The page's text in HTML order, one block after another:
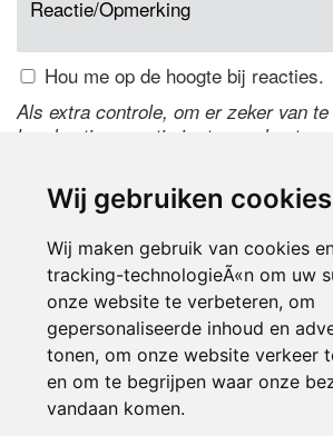
Wij gebruiken cookies
Wij maken gebruik van cookies
tracking-technologieÃ«n om uw
onze website te verbeteren, om
gepersonaliseerde inhoud en
tonen, om onze website verkeer
en om te begrijpen waar onze
vandaan komen.
Hou me op de hoogte bij reacties.
Als extra controle, om er zeker van
handmatige reactie is, typ
de code te wijzigen.